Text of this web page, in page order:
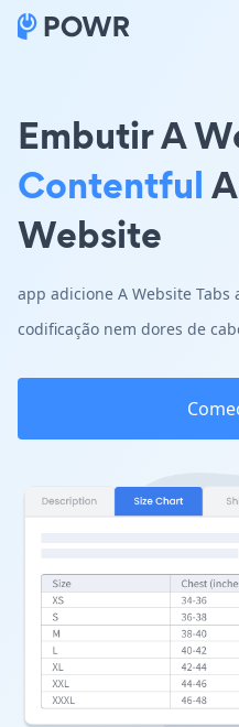
Embutir A
Contentful
Website
app adicione A Website
codificação nem dores de